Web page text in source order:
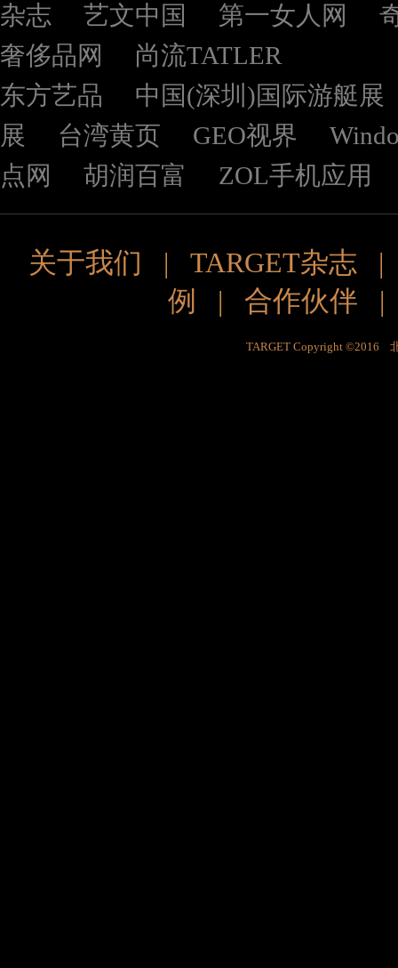
杂志
艺文中国 第一女人网
奢侈品网
尚流TATLER
东方艺品
中国(深圳)国际游艇展
展
台湾黄页 GEO视界
点网
胡润百富 ZOL手机应用
关于我们 | TARGET杂志
例
| 合作伙伴
TARGET Copyright ©2016